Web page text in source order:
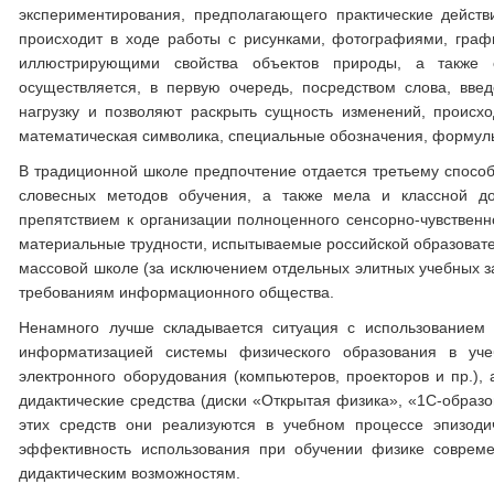
экспериментирования, предполагающего практические
происходит в ходе работы с рисунками, фотографиями,
иллюстрирующими свойства объектов природы, а
осуществляется, в первую очередь, посредством слова,
нагрузку и позволяют раскрыть сущность изменений,
математическая символика, специальные обозначения,
В традиционной школе предпочтение отдается третьему
словесных методов обучения, а также мела и классной
препятствием к организации полноценного сенсорно-
материальные трудности, испытываемые российской
массовой школе (за исключением отдельных элитных учебных
требованиям информационного общества.
Ненамного лучше складывается ситуация с
информатизацией системы физического образования в
электронного оборудования (компьютеров, проекторов и
дидактические средства (диски «Открытая физика», «1С-
этих средств они реализуются в учебном процессе
эффективность использования при обучении физике
дидактическим возможностям.